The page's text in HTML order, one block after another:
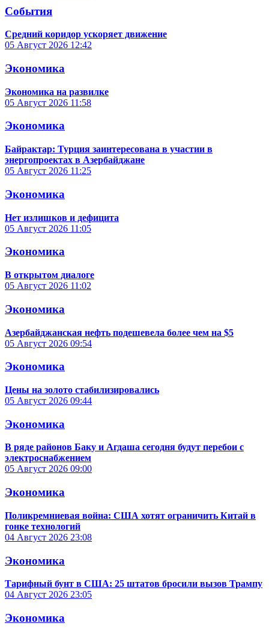
События
Средний коридор ускоряет движение
05 Август 2026 12:42
Экономика
Экономика на развилке
05 Август 2026 11:58
Экономика
Байрактар: Турция заинтересована в участии в
энергопроектах в Азербайджане
05 Август 2026 11:25
Экономика
Нет излишков и дефицита
05 Август 2026 11:05
Экономика
В открытом диалоге
05 Август 2026 11:02
Экономика
Азербайджанская нефть подешевела более чем на $5
05 Август 2026 09:54
Экономика
Цены на золото стабилизировались
05 Август 2026 09:44
Экономика
В ряде районов Баку и Агдаша сегодня будут перебои с
электроснабжением
05 Август 2026 09:00
Экономика
Поликремниевая война: США хотят ограничить Китай в
гонке технологий
04 Август 2026 23:08
Экономика
Тарифный бунт в США: 25 штатов бросили вызов Трампу
04 Август 2026 23:05
Экономика